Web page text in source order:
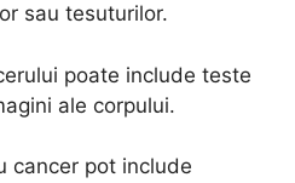
sau tesuturilor.
poate include teste
ale corpului.
cancer pot include